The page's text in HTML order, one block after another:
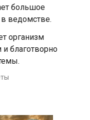
большое
в ведомстве.
организм
благотворно